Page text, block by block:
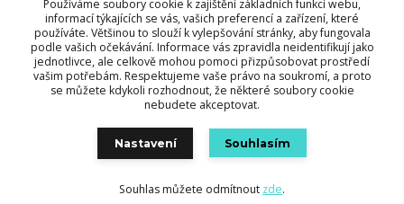
Vytvořeno na
Eshop-rychle.cz
Používáme soubory cookie k zajištění základních funkcí webu,
informací týkajících se vás, vašich preferencí a zařízení, které
používáte. Většinou to slouží k vylepšování stránky, aby fungovala
podle vašich očekávání. Informace vás zpravidla neidentifikují jako
jednotlivce, ale celkově mohou pomoci přizpůsobovat prostředí
vašim potřebám. Respektujeme vaše právo na soukromí, a proto
se můžete kdykoli rozhodnout, že některé soubory cookie
nebudete akceptovat.
Nastavení Souhlasím
Souhlas můžete odmítnout zde.